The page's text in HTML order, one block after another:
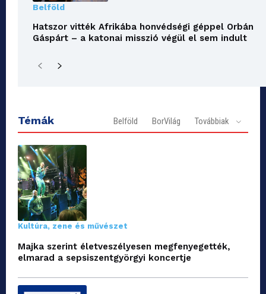
Belföld
Hatszor vitték Afrikába honvédségi géppel Orbán
Gáspárt – a katonai misszió végül el sem indult
Témák Belföld BorVilág Továbbiak
Kultúra, zene és művészet
Majka szerint életveszélyesen megfenyegették,
elmarad a sepsiszentgyörgyi koncertje